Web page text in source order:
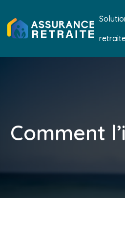
Comment